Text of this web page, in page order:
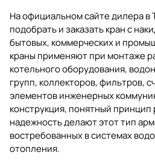
На официальном сайте дилера в
подобрать и заказатькран с
бытовых, коммерческих и
краны применяют при монтаже
котельного оборудования,
групп, коллекторов, фильтров,
элементов инженерных
конструкция, понятный принцип
надежность делают этот тип
востребованных в системах
отопления.